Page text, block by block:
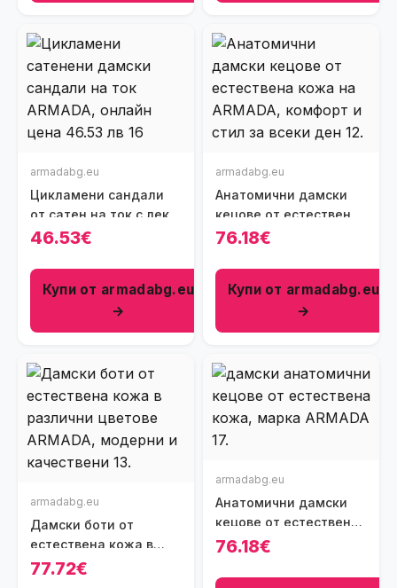
armadabg.eu
Цикламени сандали
от сатен на ток с лека
платформа
46.53€
Купи от armadabg.eu
→
armadabg.eu
Анатомични дамски
кецове от естествена
кожа
76.18€
Купи от armadabg.eu
→
armadabg.eu
Дамски боти от
естествена кожа в
различен цвят
77.72€
armadabg.eu
Анатомични дамски
кецове от естествена
кожа
76.18€